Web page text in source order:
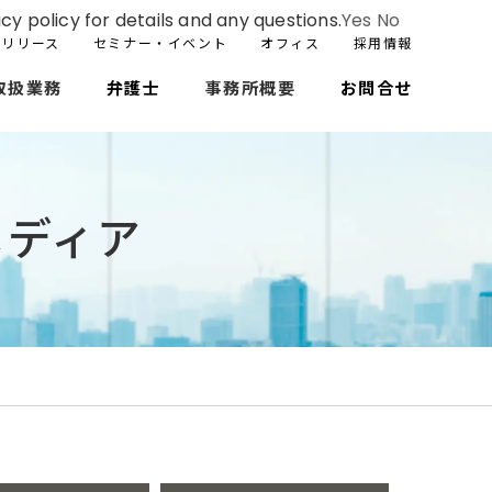
リース セミナー・イベント オフィス 採用情報
扱業務 弁護士 事務所概要 お問合せ
ィア
policy for details and any questions.Yes No